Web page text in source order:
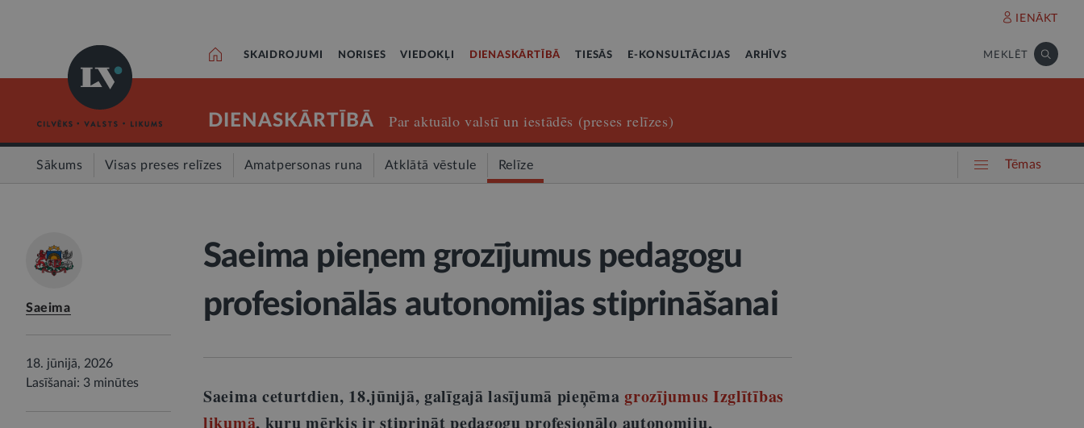
IENĀKT
SKAIDROJUMI NORISES VIEDOKĻI DIENASKĀRTĪBĀ TIESĀS E-KONSULTĀCIJAS ARHĪVS MEKLĒT
DIENASKĀRTĪBĀ Par aktuālo valstī un iestādēs (preses relīzes)
Sākums Visas preses relīzes Amatpersonas runa Atklātā vēstule Relīze Tēmas
Saeima
18. jūnijā, 2026
Lasīšanai: 3 minūtes
Saeima pieņem grozījumus pedagogu
profesionālās autonomijas stiprināšanai
Saeima ceturtdien, 18.jūnijā, galīgajā lasījumā pieņēmagrozījumus Izglītības
likumā, kuru mērķis ir stiprināt pedagogu profesionālo autonomiju,